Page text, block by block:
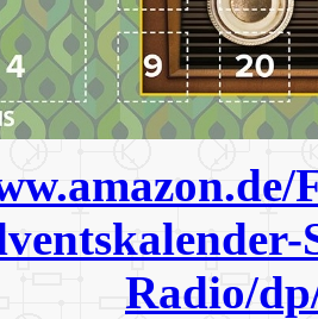
Radio/